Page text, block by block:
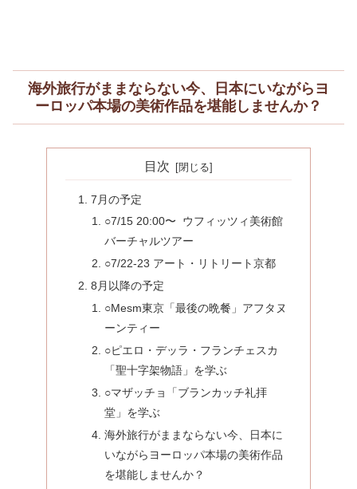
海外旅行がままならない今、日本にいながらヨ
ーロッパ本場の美術作品を堪能しませんか？
目次
7月の予定
○7/15 20:00〜 ウフィッツィ美術館
バーチャルツアー
○7/22-23 アート・リトリート京都
8月以降の予定
○Mesm東京「最後の晩餐」アフタヌ
ーンティー
○ピエロ・デッラ・フランチェスカ
「聖十字架物語」を学ぶ
○マザッチョ「ブランカッチ礼拝
堂」を学ぶ
海外旅行がままならない今、日本に
いながらヨーロッパ本場の美術作品
を堪能しませんか？